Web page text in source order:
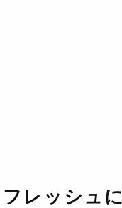
レッシュ